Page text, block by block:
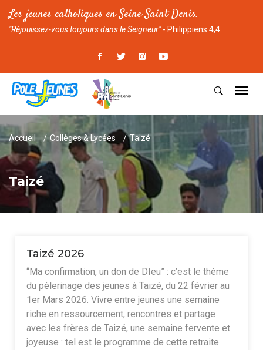
Les jeunes catholiques en Seine Saint Denis.
"Réjouissez-vous toujours dans le Seigneur"- Philippiens 4,4
Accueil Collèges & Lycées Taizé
Taizé
Taizé 2026
“Ma confirmation, un don de DIeu” : c’est le thème
du pèlerinage des jeunes à Taizé, du 22 février au
1er Mars 2026. Vivre entre jeunes une semaine
riche en ressourcement, rencontres et partage
avec les frères de Taizé, une semaine fervente et
joyeuse : tel est le programme de cette retraite